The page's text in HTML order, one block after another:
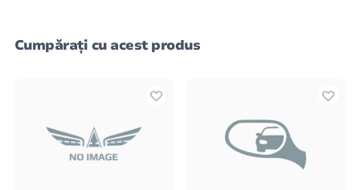
Cumpărați cu acest produs